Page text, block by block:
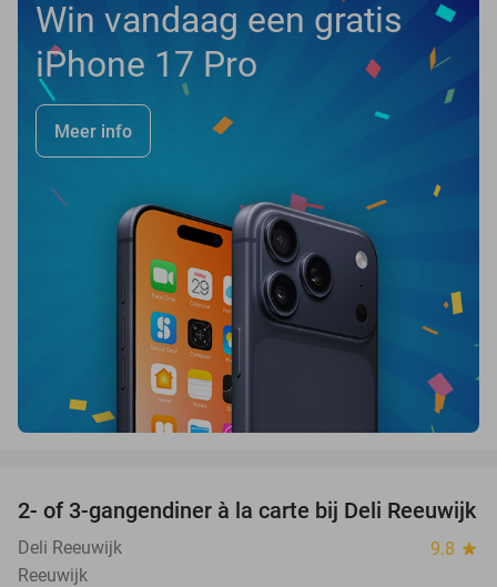
Win vandaag een gratis
iPhone 17 Pro
Meer info
43%
2- of 3-gangendiner à la carte bij Deli Reeuwijk
Deli Reeuwijk 9.8 star
Reeuwijk